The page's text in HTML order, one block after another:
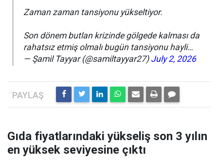
Zaman zaman tansiyonu yükseltiyor.
Son dönem butlan krizinde gölgede kalması da
rahatsız etmiş olmalı bugün tansiyonu hayli…
— Şamil Tayyar (@samiltayyar27) July 2, 2026
Gıda fiyatlarındaki yükseliş son 3 yılın
en yüksek seviyesine çıktı